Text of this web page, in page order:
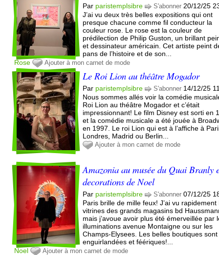
Par paristemplsibre S'abonner 20/12/25
J’ai vu deux très belles expositions qui ont
presque chacune comme fil conducteur la
couleur rose. Le rose est la couleur de
prédilection de Philip Guston, un brillant
et dessinateur américain. Cet artiste peint
pans de l’histoire et de son...
Rose
Ajouter à mon carnet de mode
Le Roi Lion au théâtre Mogador
Par paristemplsibre S'abonner 14/12/25
Nous sommes allés voir la comédie
Roi Lion au théâtre Mogador et c’était
impressionnant! Le film Disney est sorti en
et la comédie musicale a été jouée à
en 1997. Le roi Lion qui est à l’affiche à
Londres, Madrid ou Berlin...
Ajouter à mon carnet de mode
Amazonia au musée du Quai Branly
decorations de Noel
Par paristemplsibre S'abonner 07/12/25
Paris brille de mille feux! J’ai vu rapidement
vitrines des grands magasins bd
mais j’avoue avoir plus été émerveillée par
illuminations avenue Montaigne ou sur les
Champs-Elysees. Les belles boutiques sont
enguirlandées et féériques!...
Noel
Ajouter à mon carnet de mode